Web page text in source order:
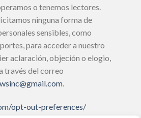
o tenemos lectores.
ninguna forma de
sensibles, como
para acceder a nuestro
aclaración, objeción o elogio,
través del correo
.
opt-out-preferences/